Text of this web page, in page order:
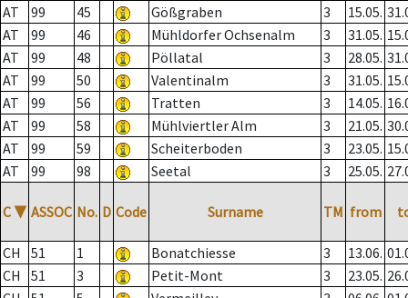
AT
99 45 Gößgraben 3 15.05.
AT
99 46 Mühldorfer Ochsenalm 3 31.05.
AT
99 48 Pöllatal 3 28.05.
AT
99 50 Valentinalm 3 31.05.
AT
99 56 Tratten 3 14.05.
AT
99 58 Mühlviertler Alm 3 21.05.
AT
99 59 Scheiterboden 3 23.05.
AT
99 98 Seetal 3 25.05.
C ▼ ASSOC No. D Code Surname TM from
CH 51 1 Bonatchiesse 3 13.06.
CH
51 3 Petit-Mont 3 23.05.